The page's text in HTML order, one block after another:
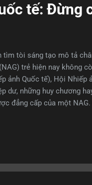
tế: Đừng
tìm tòi sáng tạo mô tả
trẻ hiện nay không
ảnh Quốc tế), Hội
dư, những huy chương
đẳng cấp của một
của FIAP mang tính
hoạt nhiếp ảnh của
có sự bảo trợ của FIAP...